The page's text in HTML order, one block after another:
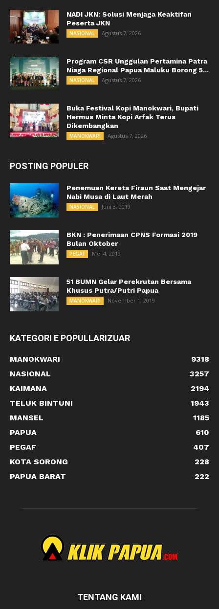
NADI JKN: Solusi Menjaga Keaktifan
Peserta JKN
NASIONAL Agustus 7, 2026
Program CSR Unggulan Pertamina Patra
Niaga Regional Papua Maluku Borong 5...
NASIONAL Agustus 7, 2026
Buka Festival Kopi Manokwari, Bupati
Hermus Minta Kopi Arfak Terus
Dikembangkan
MANOKWARI Agustus 7, 2026
POSTING POPULER
Penemuan Kereta Firaun Saat Mengejar
Nabi Musa di Laut Merah
NASIONAL Juni 3, 2019
BKN : Penerimaan CPNS Formasi 2019
Bulan Oktober
PEGAF Mei 4, 2019
51 BUMN Gelar Perekrutan Bersama
Khusus Putra/Putri Papua
MANOKWARI November 1, 2019
KATEGORI E POPULLARIZUAR
MANOKWARI
9318
NASIONAL
3257
KAIMANA
2194
TELUK BINTUNI
1943
MANSEL
1185
PAPUA
610
PEGAF
407
KOTA SORONG
228
PAPUA BARAT
222
TENTANG KAMI